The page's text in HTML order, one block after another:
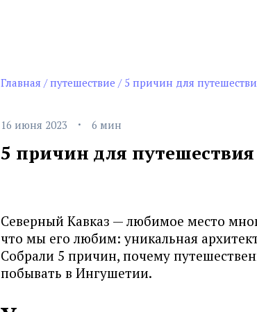
Главная /путешествие / 5 причин для
16 июня 2023 · 6 мин
5 причин для
Северный Кавказ — любимое место
что мы его любим: уникальная
Собрали 5 причин, почему
побывать в Ингушетии.